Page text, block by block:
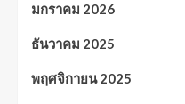
มกราคม 2026
ธันวาคม 2025
พฤศจิกายน 2025